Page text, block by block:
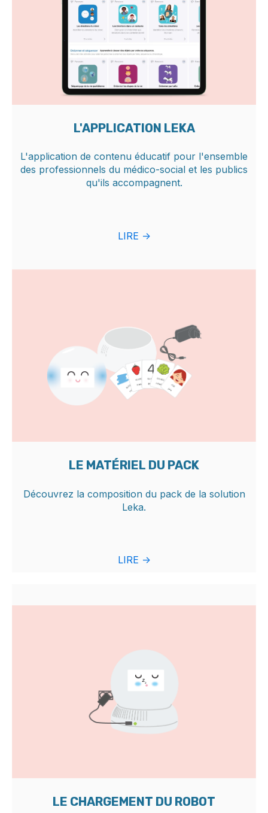
L'APPLICATION LEKA
L'application de contenu éducatif pour l'ensemble
des professionnels du médico-social et les publics
qu'ils accompagnent.
LIRE ->
LE MATÉRIEL DU PACK
Découvrez la composition du pack de la solution
Leka.
LIRE ->
LE CHARGEMENT DU ROBOT